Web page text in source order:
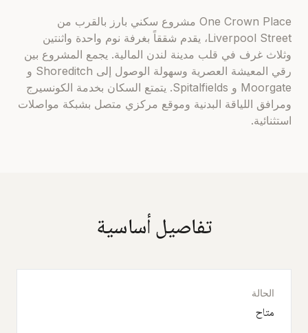
One Crown Place مشروع سكني بارز بالقرب من
Liverpool Street، يقدم شققاً بغرفة نوم واحدة واثنتين
وثلاث غرف في قلب مدينة لندن المالية. يجمع المشروع بين
رقي المعيشة العصرية وسهولة الوصول إلى Shoreditch و
Moorgate و Spitalfields. يتمتع السكان بخدمة الكونسيرج
ومرافق اللياقة البدنية وموقع مركزي متصل بشبكة مواصلات
استثنائية.
تفاصيل أساسية
الحالة
متاح